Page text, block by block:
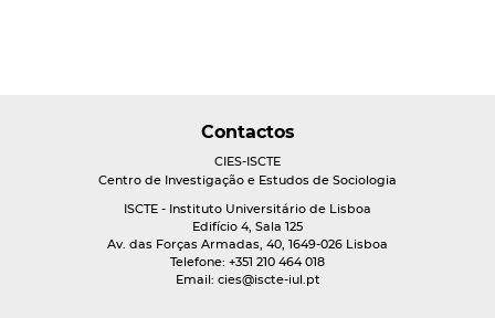
Contactos
CIES-ISCTE
Centro de Investigação e Estudos de Sociologia
ISCTE - Instituto Universitário de Lisboa
Edifício 4, Sala 125
Av. das Forças Armadas, 40, 1649-026 Lisboa
Telefone: +351 210 464 018
Email: cies@iscte-iul.pt